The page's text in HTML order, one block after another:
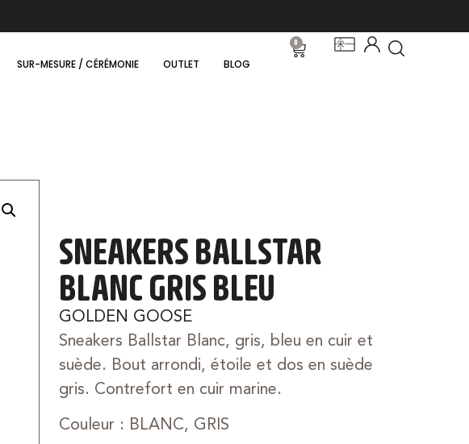
SUR-MESURE / CÉRÉMONIE OUTLET BLOG
0
SNEAKERS BALLSTAR
BLANC GRIS BLEU
GOLDEN GOOSE
Sneakers Ballstar Blanc, gris, bleu en cuir et
suède. Bout arrondi, étoile et dos en suède
gris. Contrefort en cuir marine.
Couleur : BLANC, GRIS